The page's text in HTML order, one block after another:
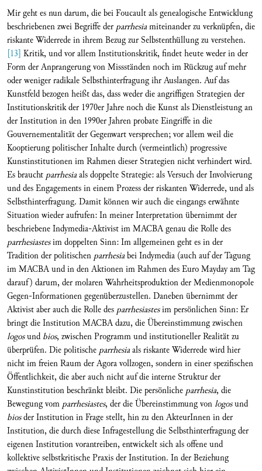
Mir geht es nun darum, die bei Foucault als genealogische Entwicklung
beschriebenen zwei Begriffe der parrhesiamiteinander zu verknüpfen, die
riskante Widerrede in ihrem Bezug zur Selbstenthüllung zu verstehen.
[13] Kritik, und vor allem Institutionskritik, findet heute weder in der
Form der Anprangerung von Missständen noch im Rückzug auf mehr
oder weniger radikale Selbsthinterfragung ihr Auslangen. Auf das
Kunstfeld bezogen heißt das, dass weder die angriffigen Strategien der
Institutionskritik der 1970er Jahre noch die Kunst als Dienstleistung an
der Institution in den 1990er Jahren probate Eingriffe in die
Gouvernementalität der Gegenwart versprechen; vor allem weil die
Kooptierung politischer Inhalte durch (vermeintlich) progressive
Kunstinstitutionen im Rahmen dieser Strategien nicht verhindert wird.
Es braucht parrhesiaals doppelte Strategie: als Versuch der Involvierung
und des Engagements in einem Prozess der riskanten Widerrede, und als
Selbsthinterfragung. Damit können wir auch die eingangs erwähnte
Situation wieder aufrufen: In meiner Interpretation übernimmt der
beschriebene Indymedia-Aktivist im MACBA genau die Rolle des
parrhesiastesim doppelten Sinn: Im allgemeinen geht es in der
Tradition der politischen parrhesiabei Indymedia (auch auf der Tagung
im MACBA und in den Aktionen im Rahmen des Euro Mayday am Tag
darauf) darum, der molaren Wahrheitsproduktion der Medienmonopole
Gegen-Informationen gegenüberzustellen. Daneben übernimmt der
Aktivist aber auch die Rolle des parrhesiastesim persönlichen Sinn: Er
bringt die Institution MACBA dazu, die Übereinstimmung zwischen
logosund bios, zwischen Programm und institutioneller Realität zu
überprüfen. Die politische parrhesiaals riskante Widerrede wird hier
nicht im freien Raum der Agora vollzogen, sondern in einer spezifischen
Öffentlichkeit, die aber auch nicht auf die interne Struktur der
Kunstinstitution beschränkt bleibt. Die persönliche parrhesia, die
Bewegung vom parrhesiastes, der die Übereinstimmung vonlogosund
biosder Institution in Frage stellt, hin zu den AkteurInnen in der
Institution, die durch diese Infragestellung die Selbsthinterfragung der
eigenen Institution vorantreiben, entwickelt sich als offene und
kollektive selbstkritische Praxis der Institution. In der Beziehung